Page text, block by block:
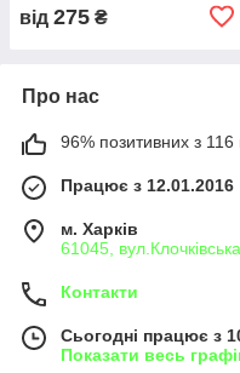
від 275 ₴
Про нас
96% позитивних з 116
Працює з 12.01.2016
м. Харків
61045,
Контакти
Сьогодні працює з
Показати весь